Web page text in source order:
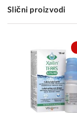
Slični proizvodi